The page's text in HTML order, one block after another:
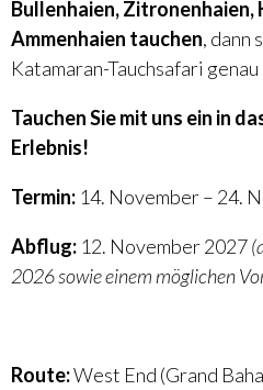
Bullenhaien, Zitronenhaien,
Ammenhaien tauchen, dann
Katamaran-Tauchsafari
Tauchen Sie mit uns ein in
Erlebnis!
Termin: 14. November – 24.
Abflug: 12. November 2027
2026 sowie einem möglichen
Route:West End (Grand